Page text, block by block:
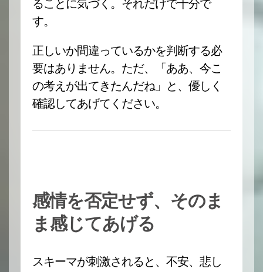
ることに気づく。それだけで十分で
す。
正しいか間違っているかを判断する必
要はありません。ただ、「ああ、今こ
の考えが出てきたんだね」と、優しく
確認してあげてください。
感情を否定せず、そのま
ま感じてあげる
スキーマが刺激されると、不安、悲し